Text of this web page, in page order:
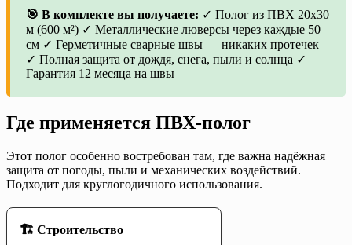
🎯 В комплекте вы получаете: ✓ Полог из ПВХ 20х30
м (600 м²) ✓ Металлические люверсы через каждые 50
см ✓ Герметичные сварные швы — никаких протечек
✓ Полная защита от дождя, снега, пыли и солнца ✓
Гарантия 12 месяца на швы
Где применяется ПВХ-полог
Этот полог особенно востребован там, где важна надёжная
защита от погоды, пыли и механических воздействий.
Подходит для круглогодичного использования.
🏗️ Строительство